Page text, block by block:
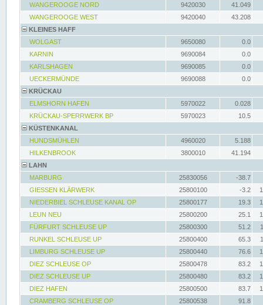
WANGEROOGE NORD
9420030
41.049
WANGEROOGE WEST
9420040
43.208
KLEINES HAFF
WOLGAST
9650080
0.0
KARNIN
9690084
0.0
KARLSHAGEN
9690085
0.0
UECKERMÜNDE
9690088
0.0
KRÜCKAU
ELMSHORN HAFEN
5970022
0.028
KRÜCKAU-SPERRWERK BP
5970023
10.5
KÜSTENKANAL
HUNDSMÜHLEN
4960020
5.188
HILKENBROOK
3800010
41.194
LAHN
MARBURG
25830056
-38.7
GIESSEN KLÄRWERK
25800100 -3.2
NIEDERBIEL SCHLEUSE KANAL OP
25800177 19.3
LEUN NEU
25800200 25.1
FÜRFURT SCHLEUSE UP
25800300 51.2
RUNKEL SCHLEUSE UP
25800400 65.3
LIMBURG SCHLEUSE UP
25800440 76.6
DIEZ SCHLEUSE OP
25800478 83.2
DIEZ SCHLEUSE UP
25800480 83.2
DIEZ HAFEN
25800500 83.7
CRAMBERG SCHLEUSE OP
25800538
91.8